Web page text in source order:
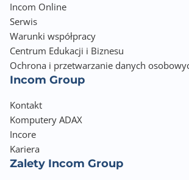
Incom Online
Serwis
Warunki współpracy
Centrum Edukacji i Biznesu
Ochrona i przetwarzanie danych
Incom Group
Kontakt
Komputery ADAX
Incore
Kariera
Zalety Incom Group